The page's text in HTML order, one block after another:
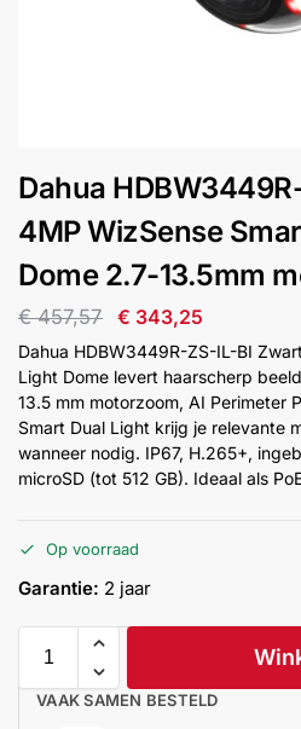
&
Intercom
Branddetectie
Inbraakbeveiliging
Merken
Help &
service
Dahua
4MP WizSense
Dome 2.7-13.5mm
€457,57 € 343,25
Dahua HDBW3449R-ZS-IL-BI
Light Dome levert haarscherp
13.5 mm motorzoom, AI Perimeter
Smart Dual Light krijg je relevante
wanneer nodig. IP67, H.265+,
microSD (tot 512 GB). Ideaal als
Op voorraad
Garantie: 2 jaar
VAAK SAMEN BESTELD